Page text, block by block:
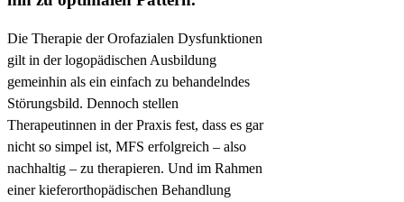
Die Therapie der Orofazialen Dysfunktionen
gilt in der logopädischen Ausbildung
gemeinhin als ein einfach zu behandelndes
Störungsbild. Dennoch stellen
Therapeutinnen in der Praxis fest, dass es gar
nicht so simpel ist, MFS erfolgreich – also
nachhaltig – zu therapieren. Und im Rahmen
einer kieferorthopädischen Behandlung